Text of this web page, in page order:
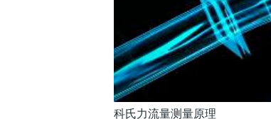
科氏力流量测量原理